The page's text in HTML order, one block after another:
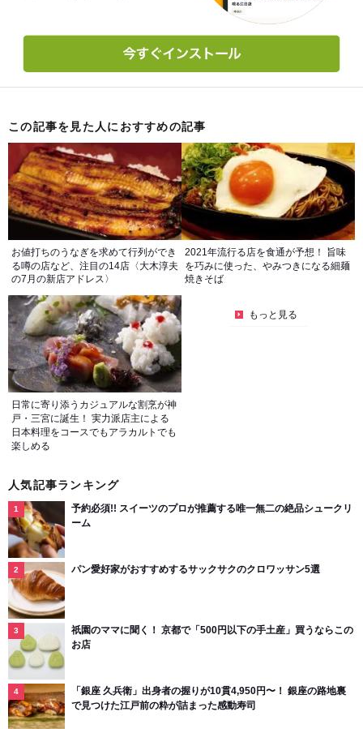
この記事を見た人におすすめの記事
お値打ちのうなぎを求めて行列ができ
る噂の店など、注目の14店〈大木淳夫
の7月の新店アドレス〉
2021年流行る店を食通が予想！ 旨味
を巧みに使った、やみつきになる細麺
焼きそば
日常に寄り添うカジュアルな割烹が神
戸・三宮に誕生！ 実力派店主による
日本料理をコースでもアラカルトでも
楽しめる
もっと見る
人気記事ランキング
予約必須!! スイーツのプロが推薦する唯一無二の絶品シュークリ
ーム
パン愛好家がおすすめするサックサクのクロワッサン5選
祇園のママに聞く！ 京都で「500円以下の手土産」買うならこの
お店
「銀座 久兵衛」出身者の握りが10貫4,950円〜！ 銀座の路地裏
で見つけた江戸前の粋が詰まった感動寿司